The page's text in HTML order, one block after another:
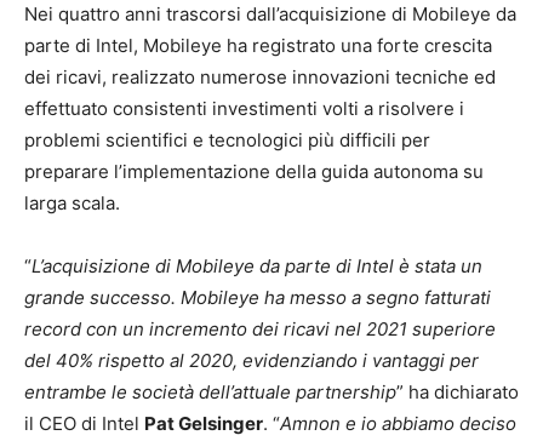
Nei quattro anni trascorsi dall’acquisizione di Mobileye da
parte di Intel, Mobileye ha registrato una forte crescita
dei ricavi, realizzato numerose innovazioni tecniche ed
effettuato consistenti investimenti volti a risolvere i
problemi scientifici e tecnologici più difficili per
preparare l’implementazione della guida autonoma su
larga scala.
“L’acquisizione di Mobileye da parte di Intel è stata un
grande successo. Mobileye ha messo a segno fatturati
record con un incremento dei ricavi nel 2021 superiore
del 40% rispetto al 2020, evidenziando i vantaggi per
entrambe le società dell’attuale partnership” ha dichiarato
il CEO di Intel Pat Gelsinger. “Amnon e io abbiamo deciso